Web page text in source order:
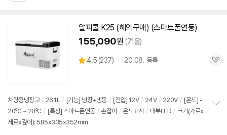
알피쿨 K25 (해외구매) (스마트폰연동)
155,090원 (71몰)
별
4.5 (상
237) 20.08. 등록
관
차량용냉장고 / 26.1L / [기능] 냉장+냉동 / [전압] 12V / 24V / 220V / [온도] -
20ºC ~ 20ºC / [특징] 스마트폰연동 / 손잡이 / 온도표시 / 내부LED / 크기(가로x
세로x깊이): 585x335x352mm